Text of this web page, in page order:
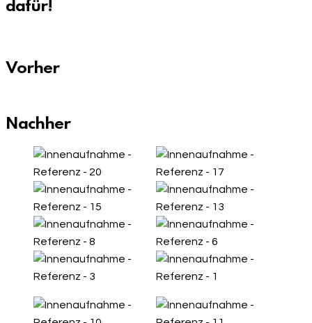
dafür!
Vorher
Nachher